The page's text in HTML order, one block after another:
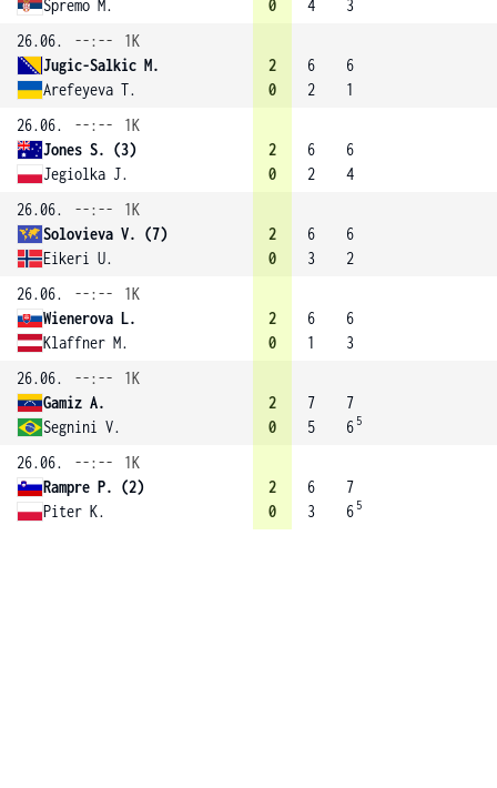
Spremo M. 0 4
3
26.06.
--:--
1K
Jugic-Salkic M.
Arefeyeva T.
2
0
6
2
6
1
26.06.
--:--
1K
Jones S. (3)
Jegiolka J.
2
0
6
2
6
4
26.06.
--:--
1K
Solovieva V. (7)
Eikeri U.
2
0
6
3
6
2
26.06.
--:--
1K
Wienerova L.
Klaffner M.
2
0
6
1
6
3
26.06.
--:--
1K
Gamiz A.
Segnini V.
2
0
7
5
7
6 5
26.06. --:--
1K
Rampre P. (2)
Piter K.
2
0
6
3
7
6 5